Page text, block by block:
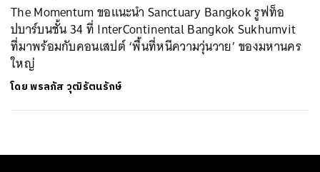
The Momentum ขอแนะนำ Sanctuary Bangkok รูฟท็อ
ปบาร์บนชั้น 34 ที่ InterContinental Bangkok Sukhumvit
ที่มาพร้อมกับคอนเสปต์ ‘พื้นที่หนีความวุ่นวาย’ ของมหานคร
ใหญ่
โดยพรลภัส วุฒิรัตนรักษ์